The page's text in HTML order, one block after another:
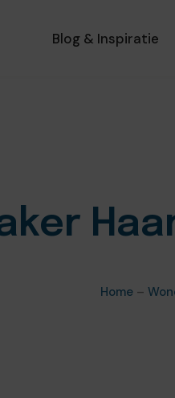
Blog & Inspiratie
Home –